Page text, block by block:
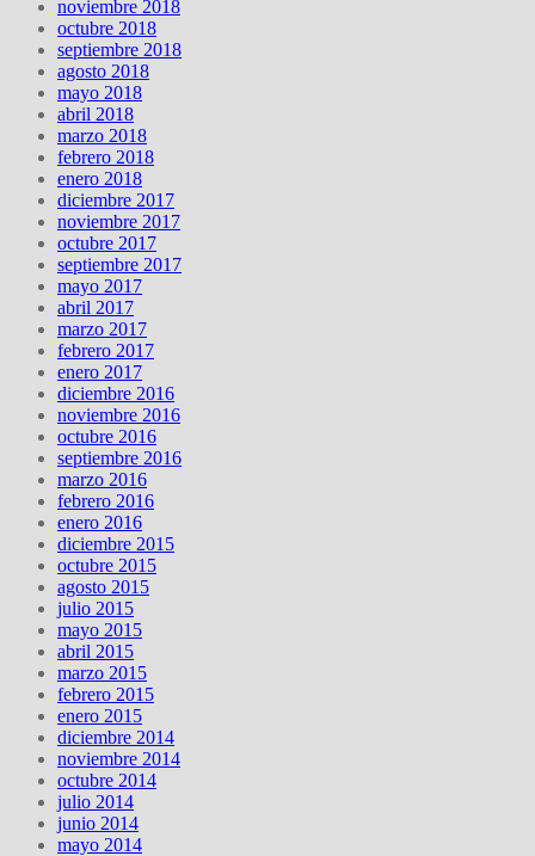
noviembre 2018
octubre 2018
septiembre 2018
agosto 2018
mayo 2018
abril 2018
marzo 2018
febrero 2018
enero 2018
diciembre 2017
noviembre 2017
octubre 2017
septiembre 2017
mayo 2017
abril 2017
marzo 2017
febrero 2017
enero 2017
diciembre 2016
noviembre 2016
octubre 2016
septiembre 2016
marzo 2016
febrero 2016
enero 2016
diciembre 2015
octubre 2015
agosto 2015
julio 2015
mayo 2015
abril 2015
marzo 2015
febrero 2015
enero 2015
diciembre 2014
noviembre 2014
octubre 2014
julio 2014
junio 2014
mayo 2014